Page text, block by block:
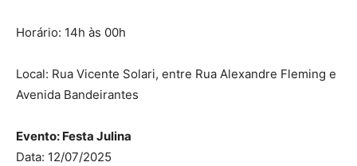
Horário: 14h às 00h
Local: Rua Vicente Solari, entre Rua Alexandre Fleming e
Avenida Bandeirantes
Evento: Festa Julina
Data: 12/07/2025